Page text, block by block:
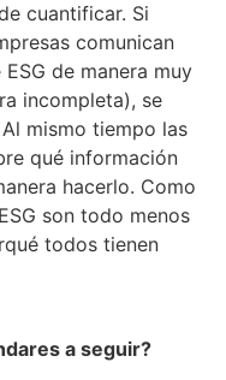
cuantificar. Si
comunican
de manera muy
incompleta), se
mismo tiempo las
qué información
hacerlo. Como
son todo menos
todos tienen
a seguir?